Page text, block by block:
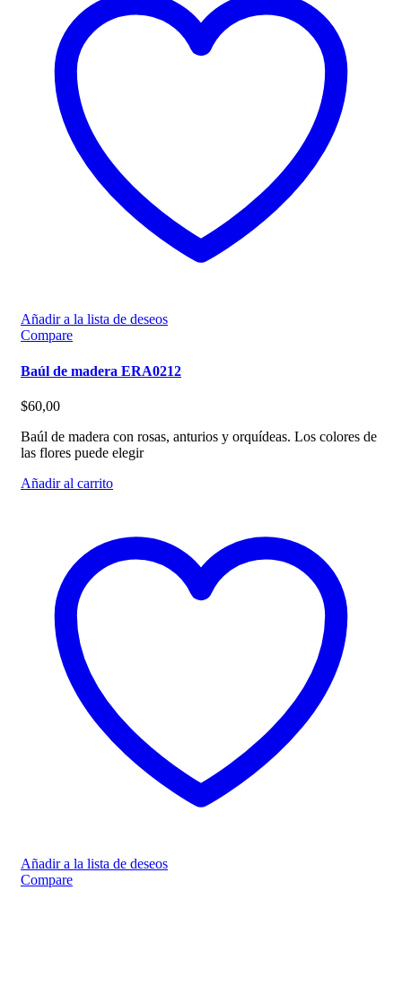
Añadir a la lista de deseos
Compare
Baúl de madera ERA0212
$60,00
Baúl de madera con rosas, anturios y orquídeas. Los colores de
las flores puede elegir
Añadir al carrito
Añadir a la lista de deseos
Compare